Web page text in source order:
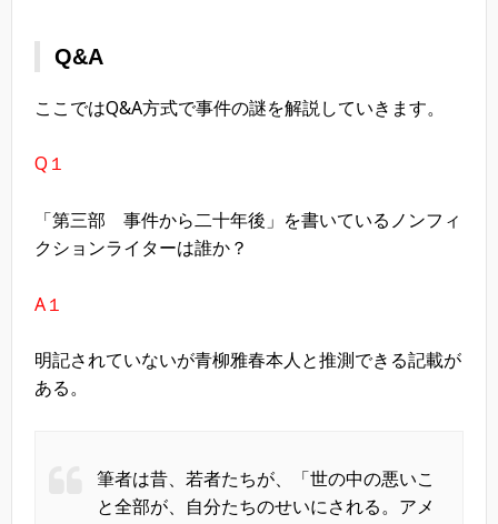
Q&A
ここではQ&A方式で事件の謎を解説していきます。
Q１
「第三部 事件から二十年後」を書いているノンフィ
クションライターは誰か？
A１
明記されていないが青柳雅春本人と推測できる記載が
ある。
筆者は昔、若者たちが、「世の中の悪いこ
と全部が、自分たちのせいにされる。アメ